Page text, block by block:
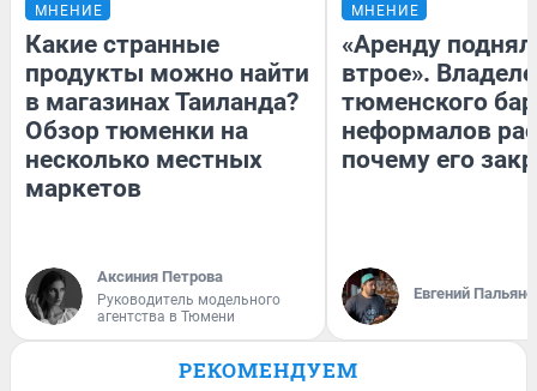
МНЕНИЕ
Какие странные
продукты можно найти
в магазинах Таиланда?
Обзор тюменки на
несколько местных
маркетов
Аксиния Петрова
Руководитель модельного
агентства в Тюмени
МНЕНИЕ
«Аренду
втрое».
тюменского
неформалов
почему его
Евгений
РЕКОМЕНДУЕМ